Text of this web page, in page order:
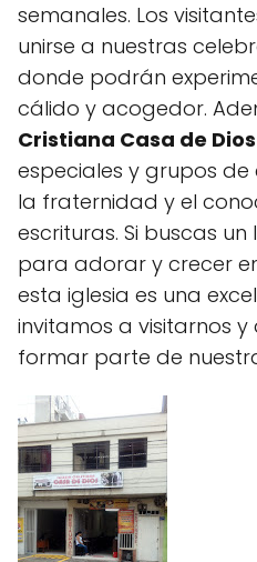
semanales. Los
unirse a nuestras
donde podrán
cálido y acogedor.
Cristiana Casa de Dios
especiales y grupos
la fraternidad y el
escrituras. Si buscas
para adorar y crecer
esta iglesia es una
invitamos a visitarnos
formar parte de